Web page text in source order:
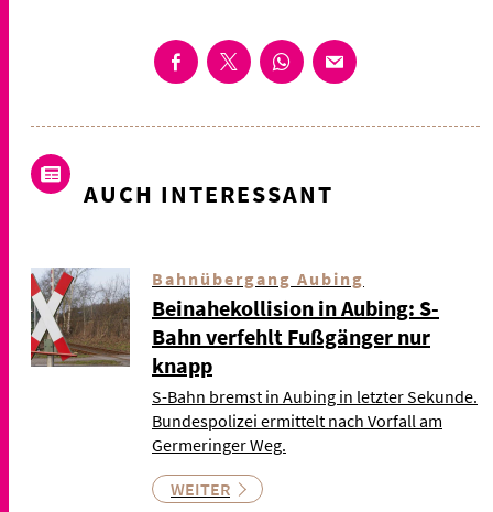
AUCH INTERESSANT
Bahnübergang Aubing
Beinahekollision in Aubing: S-
Bahn verfehlt Fußgänger nur
knapp
S-Bahn bremst in Aubing in letzter Sekunde.
Bundespolizei ermittelt nach Vorfall am
Germeringer Weg.
WEITER